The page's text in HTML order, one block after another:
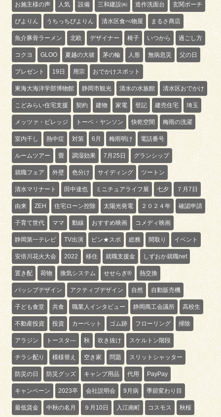
お施主様の声 人気 設備 三和建設㈱ 造作洗面台 玄関ポーチ
ぴよりん うちっちぴよりん 清水区食べ物屋 まるさ商店
魚介豚骨ラーメン 北欧 デザイナー 椅子 いつから 過ごし方
コクヨ GLOO 夏越の大祓 茅の輪 人形 無病息災 父の日
プレゼント 19日 用宗 おでかけスポット
東海大海洋学部博物館 静岡市観光 清水の水族館 清水区おでかけ
こどみらい住宅支援 契約 建物 家電 登記 建売住宅 埼玉
メッツァ・ビレッジ トーベ・ヤンソン 快乾空間 梅雨の洗濯
室内干し 熱中症 対策 6月 梅雨明け 電話番号
ルームツアー 畳 調湿効果 7月25日 グランシップ
就職フェア 外壁 色分け サイディング ツートン
清水マリナート 田中達也 ミニチュアライフ展 七夕 ７月7日
由来 ZEH 住宅ローン控除 太陽光発電 ２０２４年 確認申請
子育て世代 ママ 動線 おすすめ映画 コメディ映画
静岡第一テレビ TV出演 ピン★スポ 総務 間取り イベント
安倍川花火大会 2022 移住 就職支援金 しずおか就職net
置き配 荷物 換気システム せせらぎ® 熱交換
パッシブデザイン アクティブデザイン 自然 自動販売機
子ども食堂 共食 職業人インタビュー 静岡商工会議所 高校生
不動産投資 投資 カーペット ゴム跡 フローリング 掃除
アラジン トースタ― 秋 吹き抜け スケルトン階段
チラシ配り 模様替え 空き家 問題 スリットシャッター
防災の日 防災グッズ キャンプ用品 代用 PayPay
キャンペーン 2023卒 会社説明会 9月病 季節変わり目
最低賃金 中秋の名月 ９月10日 入江南町 コスモス 秋桜